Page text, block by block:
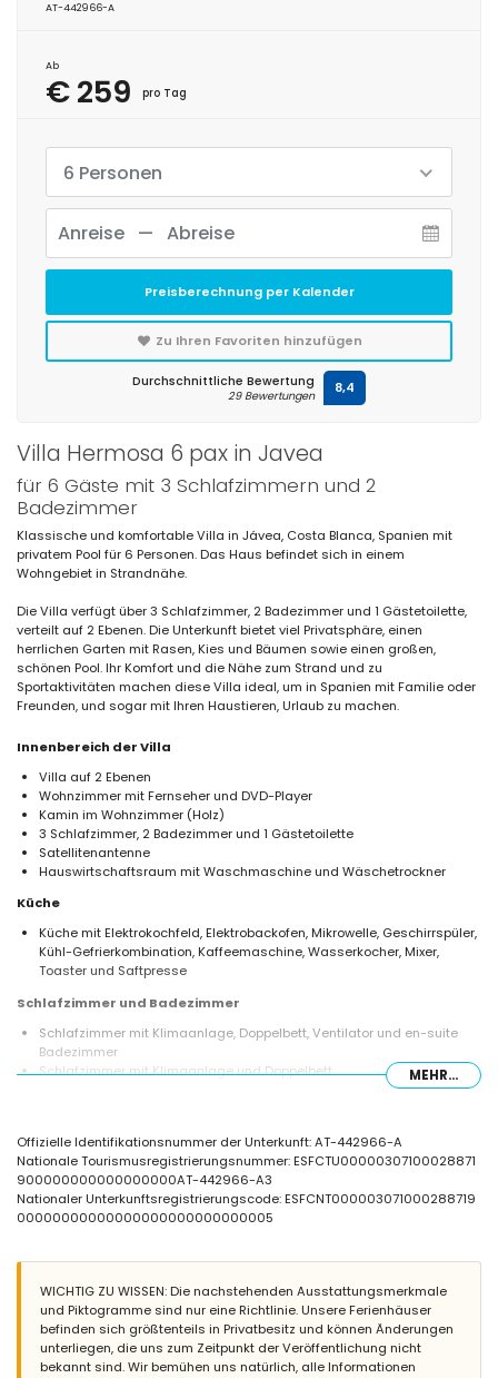
Villa Hermosa 6 pax in Javea
für 6 Gäste mit 3 Schlafzimmern und 2
Badezimmer
Klassische und komfortable Villa in Jávea, Costa Blanca, Spanien mit
privatem Pool für 6 Personen. Das Haus befindet sich in einem
Wohngebiet in Strandnähe.
Die Villa verfügt über 3 Schlafzimmer, 2 Badezimmer und 1 Gästetoilette,
verteilt auf 2 Ebenen. Die Unterkunft bietet viel Privatsphäre, einen
herrlichen Garten mit Rasen, Kies und Bäumen sowie einen großen,
schönen Pool. Ihr Komfort und die Nähe zum Strand und zu
Sportaktivitäten machen diese Villa ideal, um in Spanien mit Familie oder
Freunden, und sogar mit Ihren Haustieren, Urlaub zu machen.
Innenbereich der Villa
Villa auf 2 Ebenen
Wohnzimmer mit Fernseher und DVD-Player
Kamin im Wohnzimmer (Holz)
3 Schlafzimmer, 2 Badezimmer und 1 Gästetoilette
Satellitenantenne
Hauswirtschaftsraum mit Waschmaschine und Wäschetrockner
Küche
Küche mit Elektrokochfeld, Elektrobackofen, Mikrowelle, Geschirrspüler,
Kühl-Gefrierkombination, Kaffeemaschine, Wasserkocher, Mixer,
Toaster und Saftpresse
Schlafzimmer und Badezimmer
Schlafzimmer mit Klimaanlage, Doppelbett, Ventilator und en-suite
Badezimmer
Schlafzimmer mit Klimaanlage und Doppelbett
Badezimmer mit Doppelwaschbecken, Badewanne und Toilette
Außenbereich der Villa
Eingezäuntes Grundstück
Privater Pool mit den Maßen 12m x 6m und 2m Tiefe
Sonnenliegen
2 Terrassen
Grill
Außendusche
Sitzbereich im Freien und Essbereich im Freien
4 private überdachte Parkplätze
MEHR...
Offizielle Identifikationsnummer der Unterkunft: AT-442966-A
Nationale Tourismusregistrierungsnummer: ESFCTU00000307100028871
900000000000000000AT-442966-A3
Nationaler Unterkunftsregistrierungscode: ESFCNT000003071000288719
00000000000000000000000000005
WICHTIG ZU WISSEN: Die nachstehenden Ausstattungsmerkmale
und Piktogramme sind nur eine Richtlinie. Unsere Ferienhäuser
befinden sich größtenteils in Privatbesitz und können Änderungen
unterliegen, die uns zum Zeitpunkt der Veröffentlichung nicht
bekannt sind. Wir bemühen uns natürlich, alle Informationen
AT-442966-A
Ab
€ 259 pro Tag
6 Personen
Preisberechnung per Kalender
Zu Ihren Favoriten hinzufügen
Durchschnittliche Bewertung
29 Bewertungen 8,4